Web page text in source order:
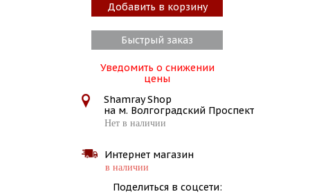
Добавить в корзину
Быстрый заказ
Уведомить о снижении
цены
Shamray Shop
на м. Волгоградский Проспект
Нет в наличии
Интернет магазин
в наличии
Поделиться в соцсети: